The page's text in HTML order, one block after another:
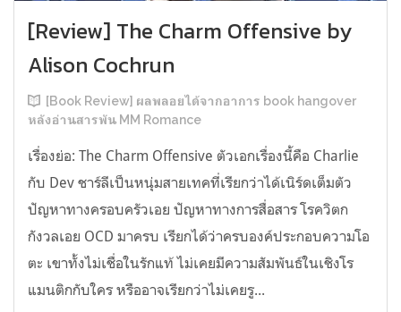
[Review] The Charm Offensive by
Alison Cochrun
[Book Review] ผลพลอยได้จากอาการ book hangover
หลังอ่านสารพัน MM Romance
เรื่องย่อ: The Charm Offensive ตัวเอกเรื่องนี้คือ Charlie
กับ Dev ชาร์ลีเป็นหนุ่มสายเทคที่เรียกว่าได้เนิร์ดเต็มตัว
ปัญหาทางครอบครัวเอย ปัญหาทางการสื่อสาร โรควิตก
กังวลเอย OCD มาครบ เรียกได้ว่าครบองค์ประกอบความโอ
ตะ เขาทั้งไม่เชื่อในรักแท้ ไม่เคยมีความสัมพันธ์ในเชิงโร
แมนติกกับใคร หรืออาจเรียกว่าไม่เคยรู...